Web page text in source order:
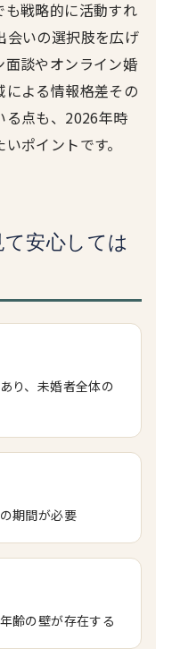
も戦略的に活動すれ
会いの選択肢を広げ
面談やオンライン婚
による情報格差その
る点も、2026年時
ポイントです。
安心しては
り、未婚者全体の
期間が必要
齢の壁が存在する